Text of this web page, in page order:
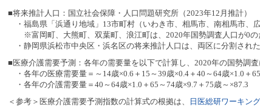
■将来推計人口：国立社会保障・人口問題研究所（2023年12月推計）
・福島県「浜通り地域」13市町村（いわき市、相馬市、南相馬市、
※富岡町、大熊町、双葉町、浪江町は、2020年国勢調査人口が0の
・静岡県浜松市中央区・浜名区の将来推計人口は、両区に分割され
■医療介護需要予測：各年の需要量を以下で計算し、2020年の国勢調
・各年の医療需要量＝～14歳×0.6＋15～39歳×0.4＋40～64歳×1.0＋
・各年の介護需要量＝40～64歳×1.0＋65～74歳×9.7＋75歳～×87.3
＜参考＞医療介護需要予測指数の計算式の根拠は、
日医総研ワーキン